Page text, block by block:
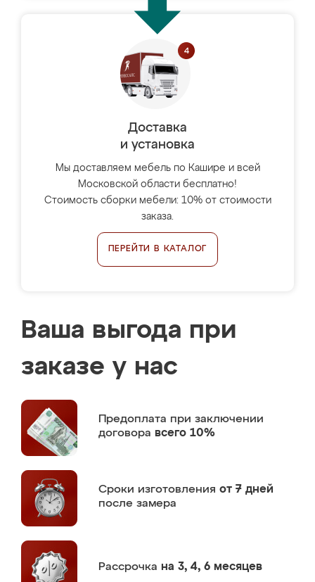
Доставка
и установка
Мы доставляем мебель по Кашире и всей
Московской области бесплатно!
Стоимость сборки мебели: 10% от стоимости
заказа.
ПЕРЕЙТИ В КАТАЛОГ
Ваша выгода при
заказе у нас
Предоплата при заключении
договора всего 10%
Сроки изготовления от 7 дней
после замера
Рассрочка на 3, 4, 6 месяцев